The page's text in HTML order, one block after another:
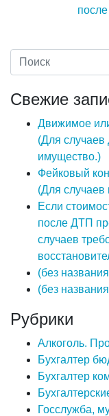
Свежие
Движимое
(Для случаев
имущество.)
Фейковый
(Для
Если
после ДТП
случаев
(без
(без
Рубрики
Алкоголь.
Бухгалтер
Бухгалтер
Госслужба,